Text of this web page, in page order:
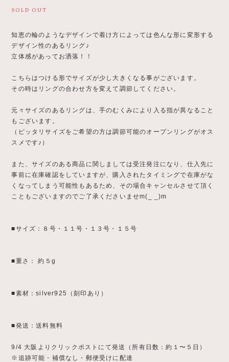
SOLD OUT
知恵の輪のようなデザインで着け方によっては色んな形に変形する
デザイン性のあるリング♪
立体感があってお洒落！！
こちらはつける形でサイズが少し大きくなる事がございます。
その時はリングの合わせ方を変えて調節してください。
元々サイズのあるリングは、手のむくみにより入る指が異なること
もございます。
（ピッタリサイズをご希望の方は調節可能のオープンリングがオス
スメです♪）
また、サイズのある商品に関しましては受注発注になり、仕入先に
事前に在庫確認をしていますが、購入されたタイミングで在庫がな
くなってしまう可能性もあるため、その場合キャンセルさせて頂く
こともございますのでご了承くださいませm(_ _)m
■サイズ：８号・１１号・１３号・１５号
■重さ： 約５g
■素材：silver925（刻印あり）
■発送：送料無料
9/4 大阪よりクリックポストにて発送（所有日数：約１〜５日）
※追跡可能・補償なし・郵便受けに配達